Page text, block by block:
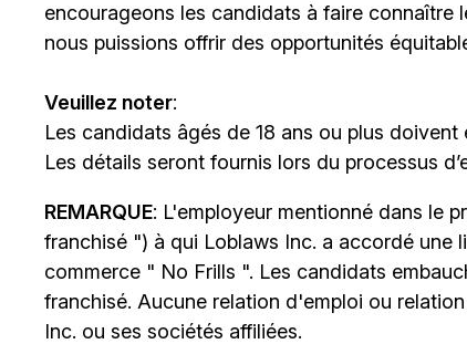
encourageons les candidats à faire
nous puissions offrir des opportunités
Veuillez noter:
Les candidats âgés de 18 ans ou plus
Les détails seront fournis lors du processus
REMARQUE: L'employeur mentionné dans le
franchisé ") à qui Loblaws Inc. a accordé une
commerce " No Frills ". Les candidats
franchisé. Aucune relation d'emploi ou
Inc. ou ses sociétés affiliées.